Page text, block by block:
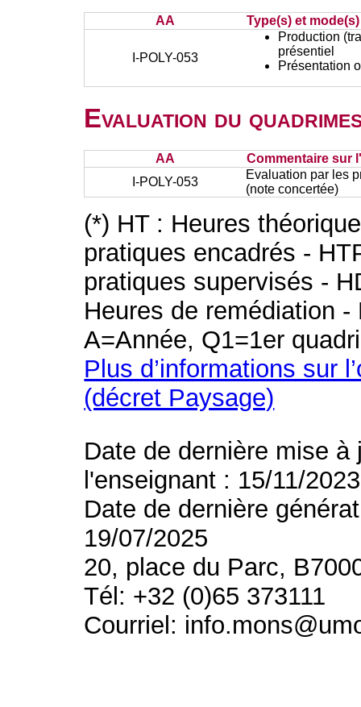
AA Type(s) et
I-POLY-053
Production
présentiel
Présentation
Evaluation du
AA
Commentaire sur
I-POLY-053
Evaluation par les
(note concertée)
(*) HT : Heures
pratiques encadrés -
pratiques supervisés -
Heures de remédiation
A=Année, Q1=1er
Plus d’informations sur
(décret Paysage)
Date de dernière mise
l'enseignant : 15/11/2023
Date de dernière
19/07/2025
20, place du Parc,
Tél: +32 (0)65 373111
Courriel: